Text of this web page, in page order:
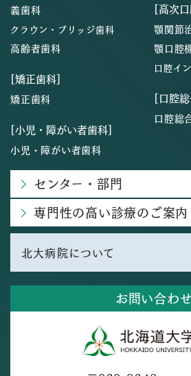
お問い合わ
義歯科
クラウン・ブリッジ歯科
高齢者歯科
[矯正歯科]
矯正歯科
[小児・障がい者歯科]
小児・障がい者歯科
[高次
顎関節
顎口腔
口腔イ
[口腔
口腔総
センター・部門
専門性の高い診療のご案内
北大病院について